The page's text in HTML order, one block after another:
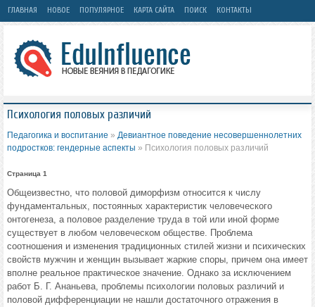
ГЛАВНАЯ НОВОЕ ПОПУЛЯРНОЕ КАРТА САЙТА ПОИСК КОНТАКТЫ
Психология половых различий
Педагогика и воспитание » Девиантное поведение несовершеннолетних
подростков: гендерные аспекты » Психология половых различий
Страница 1
Общеизвестно, что половой диморфизм относится к числу
фундаменталь­ных, постоянных характеристик человеческого
онтогенеза, а половое разделение труда в той или иной форме
существует в любом человече­ском обществе. Проблема
соотношения и изменения традиционных сти­лей жизни и психических
свойств мужчин и женщин вызы­вает жаркие споры, причем она имеет
вполне реальное практическое значение. Однако за исключением
работ Б. Г. Ананьева, проблемы психологии половых различий и
половой дифференциации не нашли до­статочного отражения в